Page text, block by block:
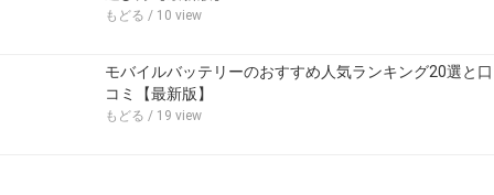
もどる / 10 view
モバイルバッテリーのおすすめ人気ランキング20選と口
コミ【最新版】
もどる / 19 view